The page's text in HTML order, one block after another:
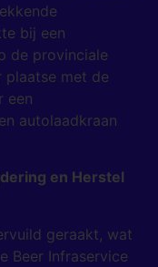
bij een
de provinciale
plaatse met de
een
autolaadkraan
en Herstel
geraakt, wat
Beer Infraservice